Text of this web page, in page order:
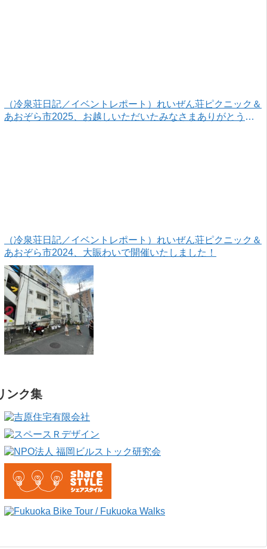
（冷泉荘日記／イベントレポート）れいぜん荘ピクニック＆
あおぞら市2025、お越しいただいたみなさまありがとうご
（冷泉荘日記／イベントレポート）れいぜん荘ピクニック＆
あおぞら市2024、大賑わいで開催いたしました！
ンク集